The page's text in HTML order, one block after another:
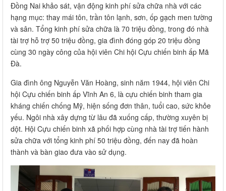
Đồng Nai khảo sát, vận động kinh phí sửa chữa nhà với các
hạng mục: thay mái tôn, trần tôn lạnh, sơn, ốp gạch men tường
và sân. Tổng kinh phí sửa chữa là 70 triệu đồng, trong đó nhà
tài trợ hỗ trợ 50 triệu đồng, gia đình đóng góp 20 triệu đồng
cùng 30 ngày công của hội viên Chi hội Cựu chiến binh ấp Mã
Đà.
Gia đình ông Nguyễn Văn Hoàng, sinh năm 1944, hội viên Chi
hội Cựu chiến binh ấp Vĩnh An 6, là cựu chiến binh tham gia
kháng chiến chống Mỹ, hiện sống đơn thân, tuổi cao, sức khỏe
yếu. Ngôi nhà xây dựng từ lâu đã xuống cấp, thường xuyên bị
dột. Hội Cựu chiến binh xã phối hợp cùng nhà tài trợ tiến hành
sửa chữa với tổng kinh phí 50 triệu đồng, đến nay đã hoàn
thành và bàn giao đưa vào sử dụng.